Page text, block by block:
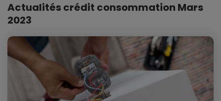
Actualités crédit consommation Mars
2023